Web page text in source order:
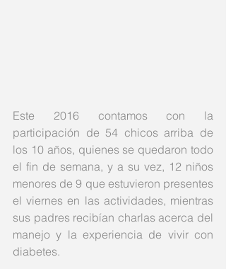
Este 2016 contamos con la
participación de 54 chicos arriba de
los 10 años, quienes se quedaron todo
el fin de semana, y a su vez, 12 niños
menores de 9 que estuvieron presentes
el viernes en las actividades, mientras
sus padres recibían charlas acerca del
manejo y la experiencia de vivir con
diabetes.